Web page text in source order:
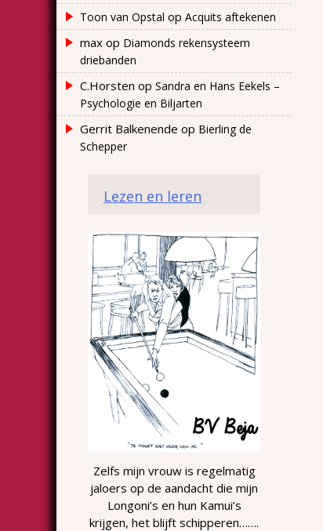
Toon van Opstal op Acquits aftekenen
max op Diamonds rekensysteem
driebanden
C.Horsten op Sandra en Hans Eekels –
Psychologie en Biljarten
Gerrit Balkenende op Bierling de
Schepper
Lezen en leren
Zelfs mijn vrouw is regelmatig
jaloers op de aandacht die mijn
Longoni’s en hun Kamui’s
krijgen, het blijft schipperen…….